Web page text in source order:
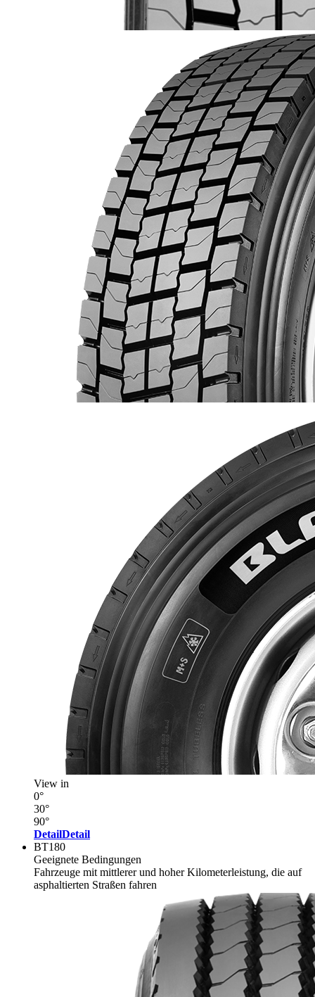
View in
0°
30°
90°
DetailDetail
BT180
Geeignete Bedingungen
Fahrzeuge mit mittlerer und hoher Kilometerleistung, die auf
asphaltierten Straßen fahren